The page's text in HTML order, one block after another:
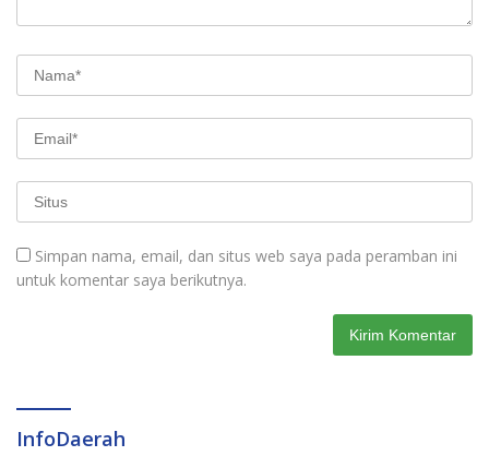
Simpan nama, email, dan situs web saya pada peramban ini
untuk komentar saya berikutnya.
InfoDaerah